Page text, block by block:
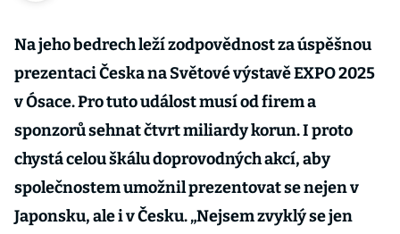
Na jeho bedrech leží zodpovědnost za úspěšnou
prezentaci Česka na Světové výstavě EXPO 2025
v Ósace. Pro tuto událost musí od firem a
sponzorů sehnat čtvrt miliardy korun. I proto
chystá celou škálu doprovodných akcí, aby
společnostem umožnil prezentovat se nejen v
Japonsku, ale i v Česku. „Nejsem zvyklý se jen